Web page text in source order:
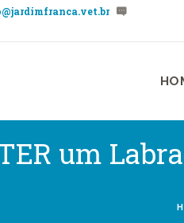
um
JARDIM
Veterinária & Pet Shop Jardim
HOME
SERVIÇOS